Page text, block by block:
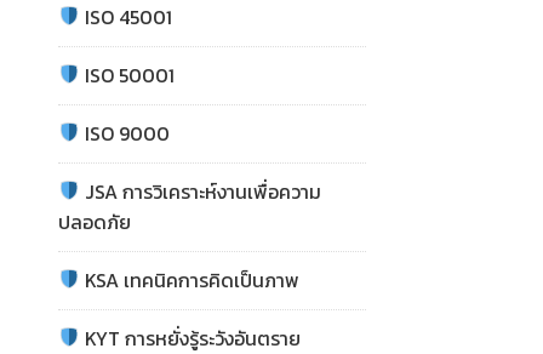
ISO 45001
ISO 50001
ISO 9000
JSA การวิเคราะห์งานเพื่อความ
ปลอดภัย
KSA เทคนิคการคิดเป็นภาพ
KYT การหยั่งรู้ระวังอันตราย